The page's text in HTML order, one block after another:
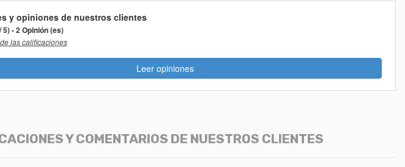
y opiniones de nuestros clientes
5) - 2 Opinión (es)
las calificaciones
Leer opiniones
Y COMENTARIOS DE NUESTROS CLIENTES